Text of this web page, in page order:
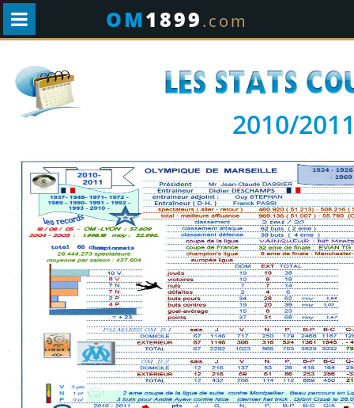
OM1899.com
2010/